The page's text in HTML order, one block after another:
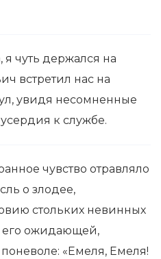
я чуть держался на
встретил нас на
увидя несомненные
к службе.
чувство отравляло
о злодее,
стольких невинных
его ожидающей,
«Емеля, Емеля!